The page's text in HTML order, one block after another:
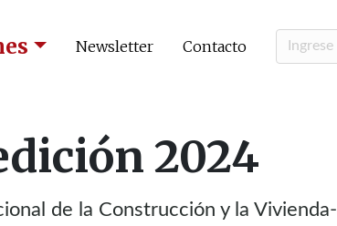
Newsletter Contacto
2024
de la Construcción y la Vivienda-